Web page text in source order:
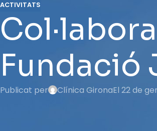
ACTIVITATS
Fundació
Publicat per Clínica GironaEl 22 de
Clínica Girona ha iniciat una
setmana, del 22 al 26 de gener de